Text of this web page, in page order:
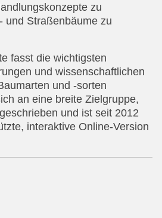
zu
und Straßenbäume zu
fasst die wichtigsten
und wissenschaftlichen
und -sorten
an eine breite Zielgruppe,
und ist seit 2012
interaktive Online-Version